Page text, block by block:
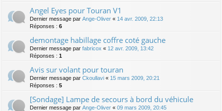
Angel Eyes pour Touran V1
Dernier message par Ange-Oliver « 14 avr. 2009, 22:13
Réponses : 6
demontage habillage coffre coté gauche
Dernier message par fabricox « 12 avr. 2009, 13:42
Réponses : 1
Avis sur volant pour touran
Dernier message par Ckoullavi « 15 mars 2009, 20:21
Réponses : 5
[Sondage] Lampe de secours à bord du véhicule
Dernier message par Ange-Oliver « 09 mars 2009, 20:45